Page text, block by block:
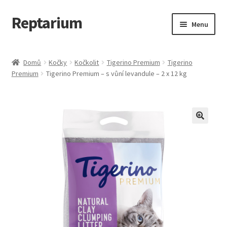
Přeskočit
na
Přejít
k
webu
Reptarium Menu
Košík
Domů Kočky Kočkolit Tigerino Premium
Tigerino
Premium
Tigerino Premium – s vůní levandule – 2 x 12 kg